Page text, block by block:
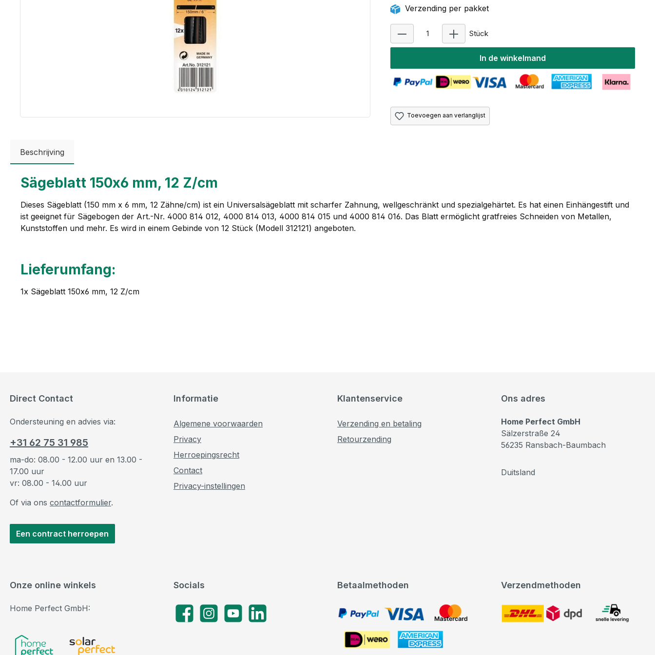
Verzending per pakket
Stück
In de winkelmand
Toevoegen aan verlanglijst
Beschrijving
Sägeblatt 150x6 mm, 12 Z/cm
Dieses Sägeblatt (150 mm x 6 mm, 12 Zähne/cm) ist ein Universalsägeblatt mit scharfer Zahnung, wellgeschränkt und spezialgehärtet. Es hat einen Einhängestift und
ist geeignet für Sägebogen der Art.-Nr. 4000 814 012, 4000 814 013, 4000 814 015 und 4000 814 016. Das Blatt ermöglicht gratfreies Schneiden von Metallen,
Kunststoffen und mehr. Es wird in einem Gebinde von 12 Stück (Modell 312121) angeboten.
Lieferumfang:
1x Sägeblatt 150x6 mm, 12 Z/cm
Direct Contact
Ondersteuning en advies via:
+31 62 75 31 985
ma-do: 08.00 - 12.00 uur en 13.00 -
17.00 uur
vr: 08.00 - 14.00 uur
Of via ons contactformulier.
Een contract herroepen
Informatie
Algemene voorwaarden
Privacy
Herroepingsrecht
Contact
Privacy-instellingen
Klantenservice
Verzending en betaling
Retourzending
Betaalmethoden
PayPal, VISA, Mastercard
Verzendmethoden
Ons adres
Home Perfect GmbH
Sälzerstraße 24
56235 Ransbach-Baumbach
Duitsland
Socials
FacebookInstagramYouTubeLinkedIn
Onze online winkels
Home Perfect GmbH: